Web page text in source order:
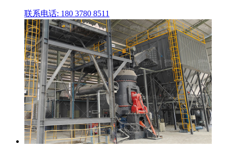
联系电话: 180 3780 8511